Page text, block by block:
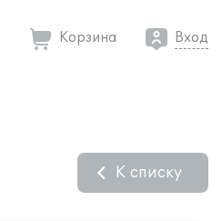
Корзина Вход
К списку